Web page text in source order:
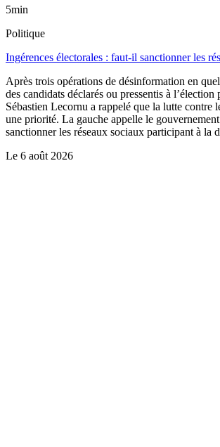
5min
Politique
Ingérences électorales : faut-il sanctionner les
Après trois opérations de désinformation en
des candidats déclarés ou pressentis à l’élection
Sébastien Lecornu a rappelé que la lutte contre
une priorité. La gauche appelle le
sanctionner les réseaux sociaux participant à la
Le 6 août 2026